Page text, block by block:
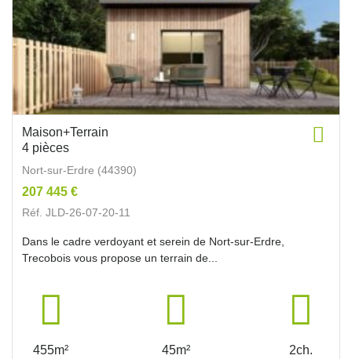
Maison+Terrain
4 pièces
Nort-sur-Erdre (44390)
207 445 €
Réf. JLD-26-07-20-11
Dans le cadre verdoyant et serein de Nort-sur-Erdre,
Trecobois vous propose un terrain de...
455m² 45m² 2ch.